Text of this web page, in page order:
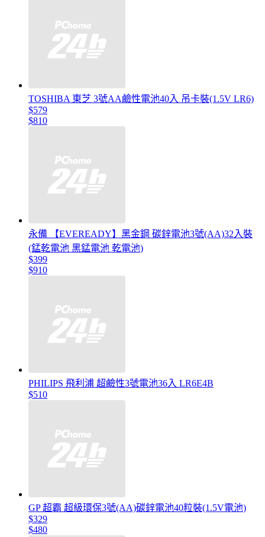
TOSHIBA 東芝 3號AA鹼性電池40入 吊卡裝(1.5V LR6)
$579
$810
永備 【EVEREADY】黑金鋼 碳鋅電池3號(AA)32入裝
(錳乾電池 黑錳電池 乾電池)
$399
$910
PHILIPS 飛利浦 超鹼性3號電池36入 LR6E4B
$510
GP 超霸 超級環保3號(AA)碳鋅電池40粒裝(1.5V電池)
$329
$480